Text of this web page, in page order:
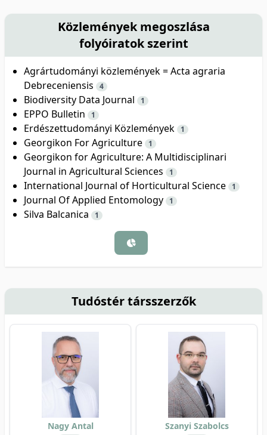
Közlemények megoszlása
folyóiratok szerint
Agrártudományi közlemények = Acta agraria
Debreceniensis
4
Biodiversity Data Journal 1
EPPO Bulletin 1
Erdészettudományi Közlemények 1
Georgikon For Agriculture 1
Georgikon for Agriculture: A Multidisciplinari
Journal in Agricultural Sciences
1
International Journal of Horticultural Science 1
Journal Of Applied Entomology 1
Silva Balcanica 1
Tudóstér társszerzők
Nagy Antal Szanyi Szabolcs